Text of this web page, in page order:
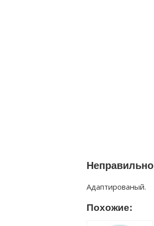
Неправильно
Адаптированый.
Похожие: